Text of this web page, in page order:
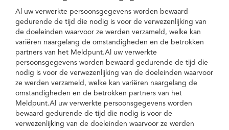
Al uw verwerkte persoonsgegevens worden bewaard
gedurende de tijd die nodig is voor de verwezenlijking van
de doeleinden waarvoor ze werden verzameld, welke kan
variëren naargelang de omstandigheden en de betrokken
partners van het Meldpunt.Al uw verwerkte
persoonsgegevens worden bewaard gedurende de tijd die
nodig is voor de verwezenlijking van de doeleinden waarvoor
ze werden verzameld, welke kan variëren naargelang de
omstandigheden en de betrokken partners van het
Meldpunt.Al uw verwerkte persoonsgegevens worden
bewaard gedurende de tijd die nodig is voor de
verwezenlijking van de doeleinden waarvoor ze werden